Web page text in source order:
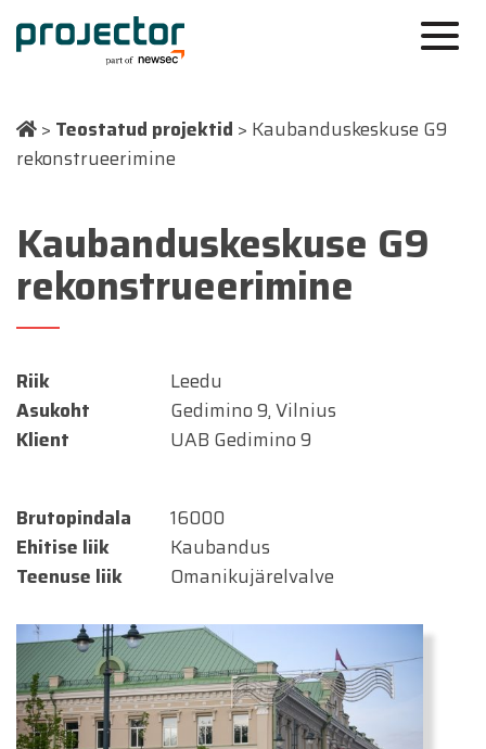
> Teostatud projektid > Kaubanduskeskuse G9
rekonstrueerimine
Kaubanduskeskuse G9
rekonstrueerimine
Riik
Leedu
Asukoht
Gedimino 9, Vilnius
Klient
UAB Gedimino 9
Brutopindala
16000
Ehitise liik
Kaubandus
Teenuse liik
Omanikujärelvalve